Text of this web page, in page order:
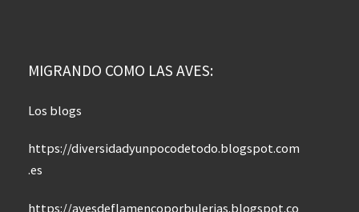
MIGRANDO COMO LAS AVES:
Los blogs
https://diversidadyunpocodetodo.blogspot.com
.es
https://avesdeflamencoporbulerias.blogspot.co